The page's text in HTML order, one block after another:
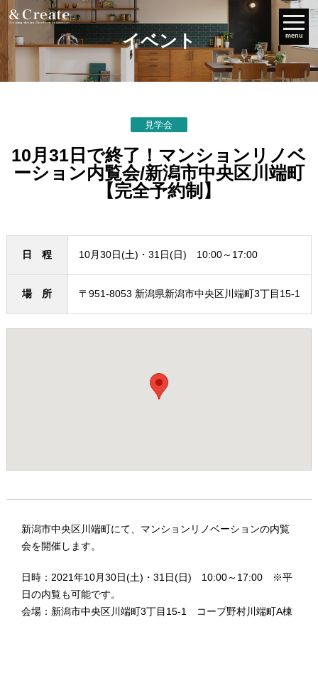
menu
イベント
見学会
10月31日で終了！マンションリノベ
ーション内覧会/新潟市中央区川端町
【完全予約制】
日 程 10月30日(土)・31日(日) 10:00～17:00
場 所 〒951-8053 新潟県新潟市中央区川端町3丁目15-1
新潟市中央区川端町にて、マンションリノベーションの内覧
会を開催します。
日時：2021年10月30日(土)・31日(日) 10:00～17:00 ※平
日の内覧も可能です。
会場：新潟市中央区川端町3丁目15-1 コープ野村川端町A棟